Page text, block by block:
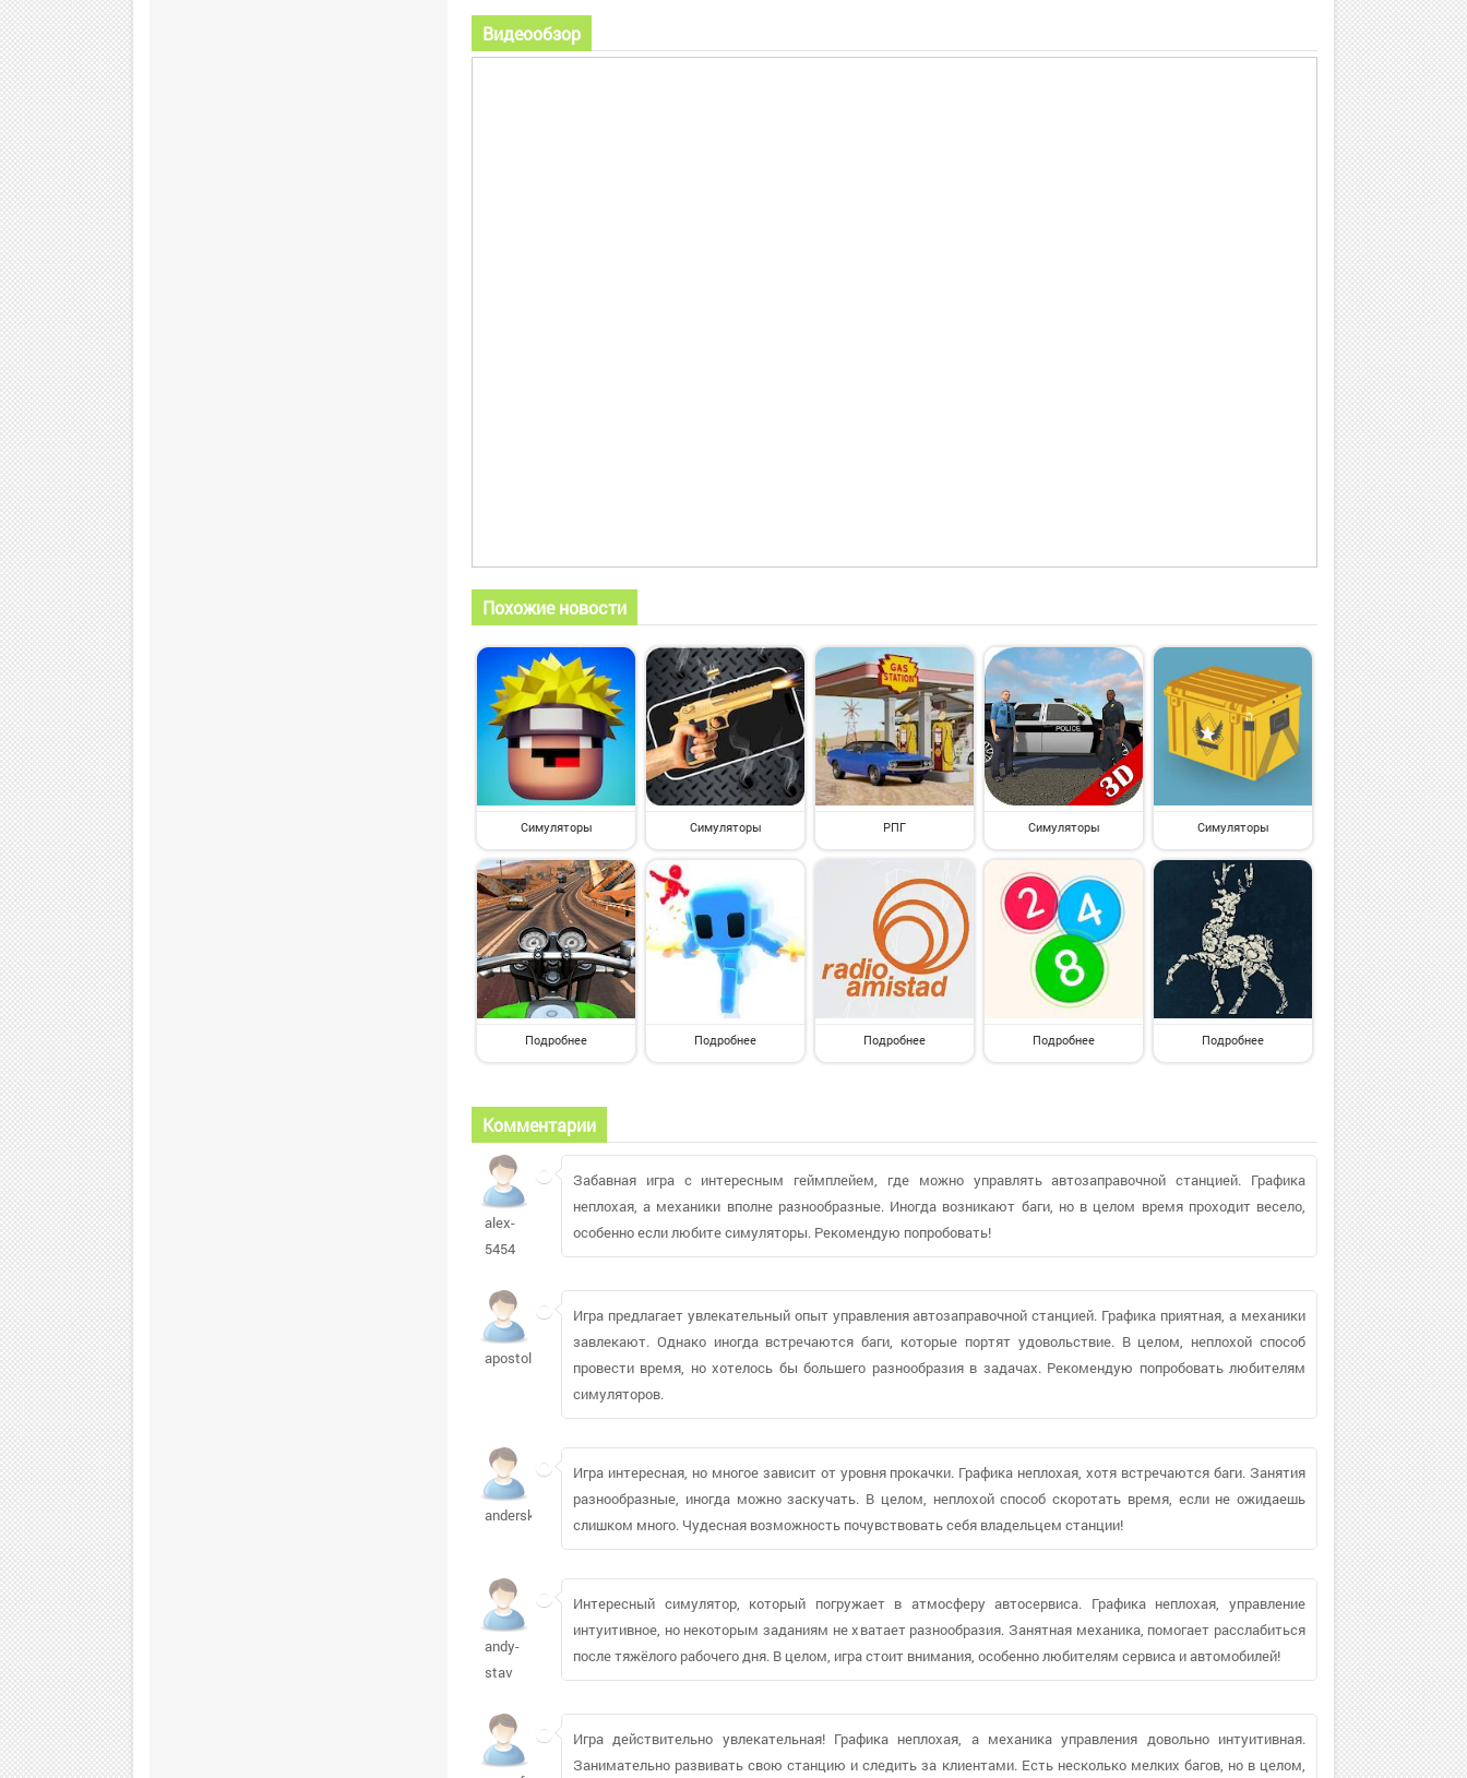
Видеообзор
Похожие новости
Симуляторы Симуляторы РПГ Симуляторы Симуляторы
Подробнее Подробнее Подробнее Подробнее Подробнее
Комментарии
alex-
5454
Забавная игра с интересным геймплейем, где можно управлять автозаправочной станцией. Графика
неплохая, а механики вполне разнообразные. Иногда возникают баги, но в целом время проходит весело,
особенно если любите симуляторы. Рекомендую попробовать!
apostolis850
Игра предлагает увлекательный опыт управления автозаправочной станцией. Графика приятная, а механики
завлекают. Однако иногда встречаются баги, которые портят удовольствие. В целом, неплохой способ
провести время, но хотелось бы большего разнообразия в задачах. Рекомендую попробовать любителям
симуляторов.
anderskd11312
Игра интересная, но многое зависит от уровня прокачки. Графика неплохая, хотя встречаются баги. Занятия
разнообразные, иногда можно заскучать. В целом, неплохой способ скоротать время, если не ожидаешь
слишком много. Чудесная возможность почувствовать себя владельцем станции!
andy-
stav
Интересный симулятор, который погружает в атмосферу автосервиса. Графика неплохая, управление
интуитивное, но некоторым заданиям не хватает разнообразия. Занятная механика, помогает расслабиться
после тяжёлого рабочего дня. В целом, игра стоит внимания, особенно любителям сервиса и автомобилей!
Игра действительно увлекательная! Графика неплохая, а механика управления довольно интуитивная.
Занимательно развивать свою станцию и следить за клиентами. Есть несколько мелких багов, но в целом,